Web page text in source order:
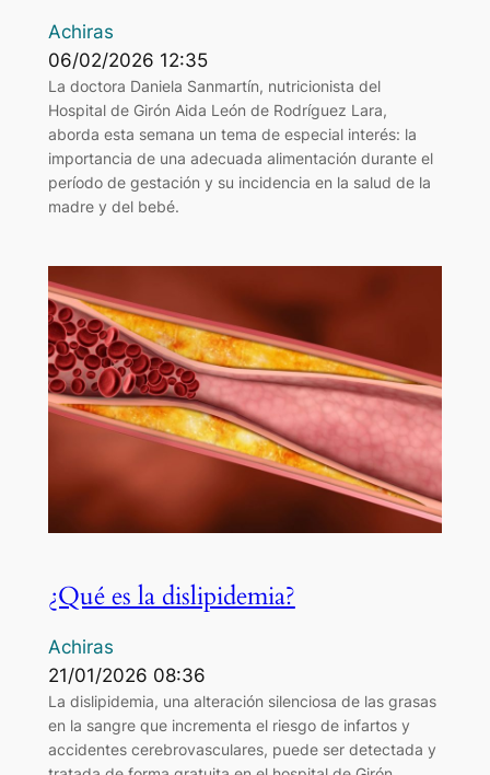
Achiras
06/02/2026 12:35
La doctora Daniela Sanmartín, nutricionista del
Hospital de Girón Aida León de Rodríguez Lara,
aborda esta semana un tema de especial interés: la
importancia de una adecuada alimentación durante el
período de gestación y su incidencia en la salud de la
madre y del bebé.
¿Qué es la dislipidemia?
Achiras
21/01/2026 08:36
La dislipidemia, una alteración silenciosa de las grasas
en la sangre que incrementa el riesgo de infartos y
accidentes cerebrovasculares, puede ser detectada y